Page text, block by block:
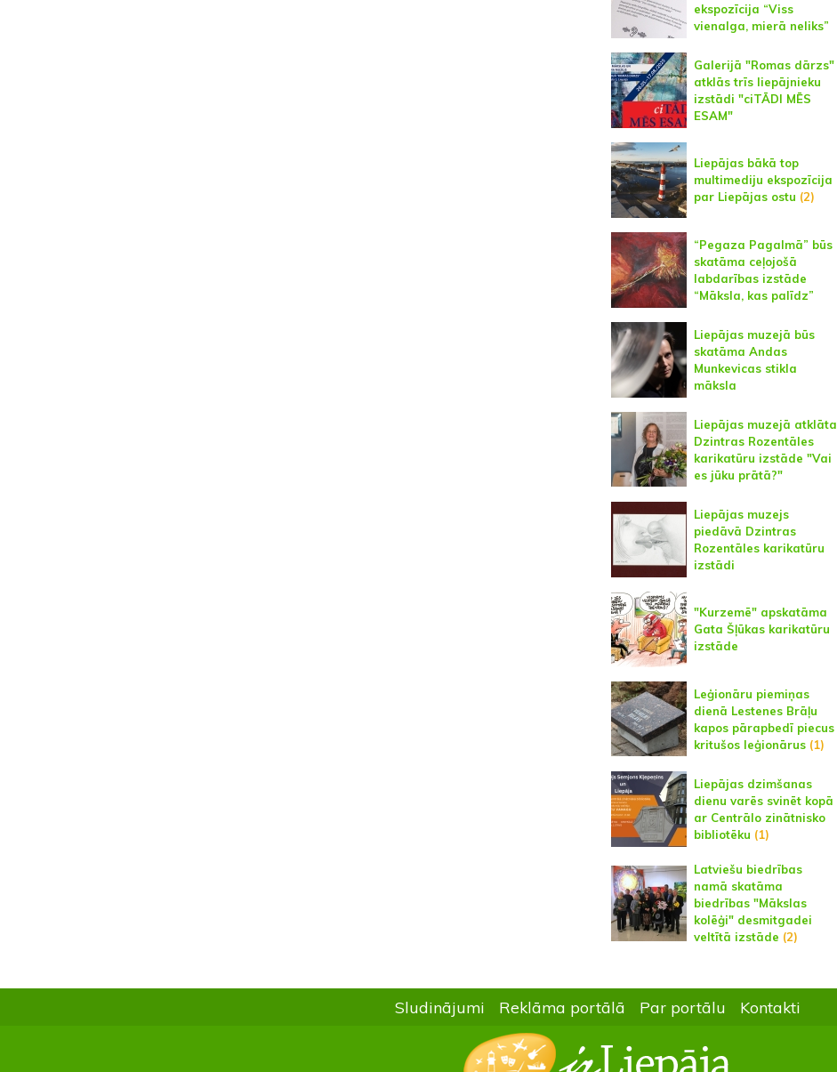
ekspozīcija “Viss
vienalga, mierā neliks”
Galerijā "Romas dārzs"
atklās trīs liepājnieku
izstādi "ciTĀDI MĒS
ESAM"
Liepājas bākā top
multimediju ekspozīcija
par Liepājas ostu (2)
“Pegaza Pagalmā” būs
skatāma ceļojošā
labdarības izstāde
“Māksla, kas palīdz”
Liepājas muzejā būs
skatāma Andas
Munkevicas stikla
māksla
Liepājas muzejā atklāta
Dzintras Rozentāles
karikatūru izstāde "Vai
es jūku prātā?"
Liepājas muzejs
piedāvā Dzintras
Rozentāles karikatūru
izstādi
"Kurzemē" apskatāma
Gata Šļūkas karikatūru
izstāde
Leģionāru piemiņas
dienā Lestenes Brāļu
kapos pārapbedī piecus
kritušos leģionārus(1)
Liepājas dzimšanas
dienu varēs svinēt kopā
ar Centrālo zinātnisko
bibliotēku (1)
Latviešu biedrības
namā skatāma
biedrības "Mākslas
kolēģi" desmitgadei
veltītā izstāde (2)
Sludinājumi Reklāma portālā Par portālu Kontakti